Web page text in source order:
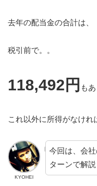
去年の配当金の合計は、
税引前で。。
118,492円 も
これ以外に所得がなけれ
KYOHEI
今回は、会
ターンで解説